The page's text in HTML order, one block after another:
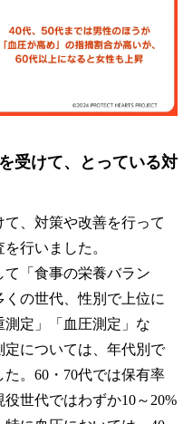
けて、とっている対
、対策や改善を行って
行いました。
「食事の栄養バラン
の世代、性別で上位に
測定」「血圧測定」な
定については、年代別で
。60・70代では保有率
世代ではわずか10～20%